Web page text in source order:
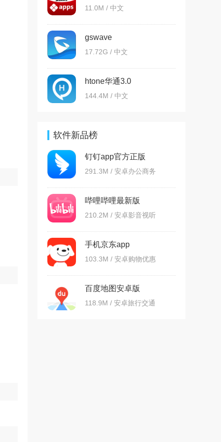
11.0M / 中文
gswave
17.72G / 中文
htone华通3.0
144.4M / 中文
软件新品榜
钉钉app官方正版
291.3M / 安卓办公商务
哔哩哔哩最新版
210.2M / 安卓影音视听
手机京东app
103.3M / 安卓购物优惠
百度地图安卓版
118.9M / 安卓旅行交通